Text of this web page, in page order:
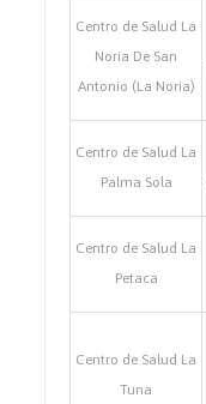
Centro de Salud La
Noria De San
Antonio (La Noria)
Centro de Salud La
Palma Sola
Centro de Salud La
Petaca
Centro de Salud La
Tuna